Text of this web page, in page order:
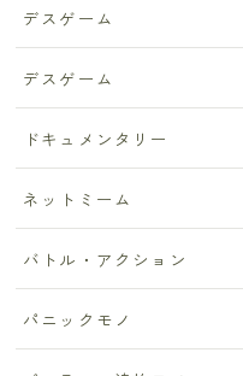
デスゲーム
デスゲーム
ドキュメンタリー
ネットミーム
バトル・アクション
パニックモノ